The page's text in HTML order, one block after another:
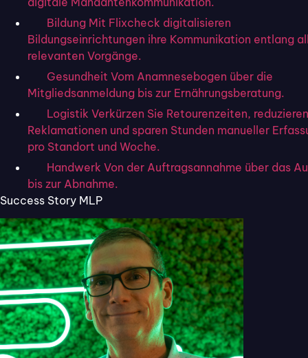
Bildung Mit Flixcheck digitalisieren
Bildungseinrichtungen ihre Kommunikation entlang
relevanten Vorgänge.
Gesundheit Vom Anamnesebogen über die
Mitgliedsanmeldung bis zur Ernährungsberatung.
Logistik Verkürzen Sie Retourenzeiten, reduzieren
Reklamationen und sparen Stunden manueller
pro Standort und Woche.
Handwerk Von der Auftragsannahme über das
bis zur Abnahme.
Success Story MLP
Ihre Geschäftsabläufe transformieren kann.
Machen Sie den Schritt in eine effizientere
und sicherere Zukunft mit Flixcheck!
Inhaltsverzeichnis
Online
Formulare
unkompliziert
digitalisieren
mit Flixcheck.
30 Tage kostenlos
und unverbindlich
testen, ohne
Jetzt starten